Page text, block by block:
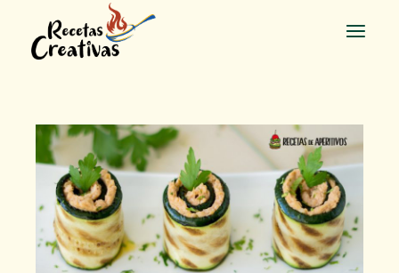
contenido